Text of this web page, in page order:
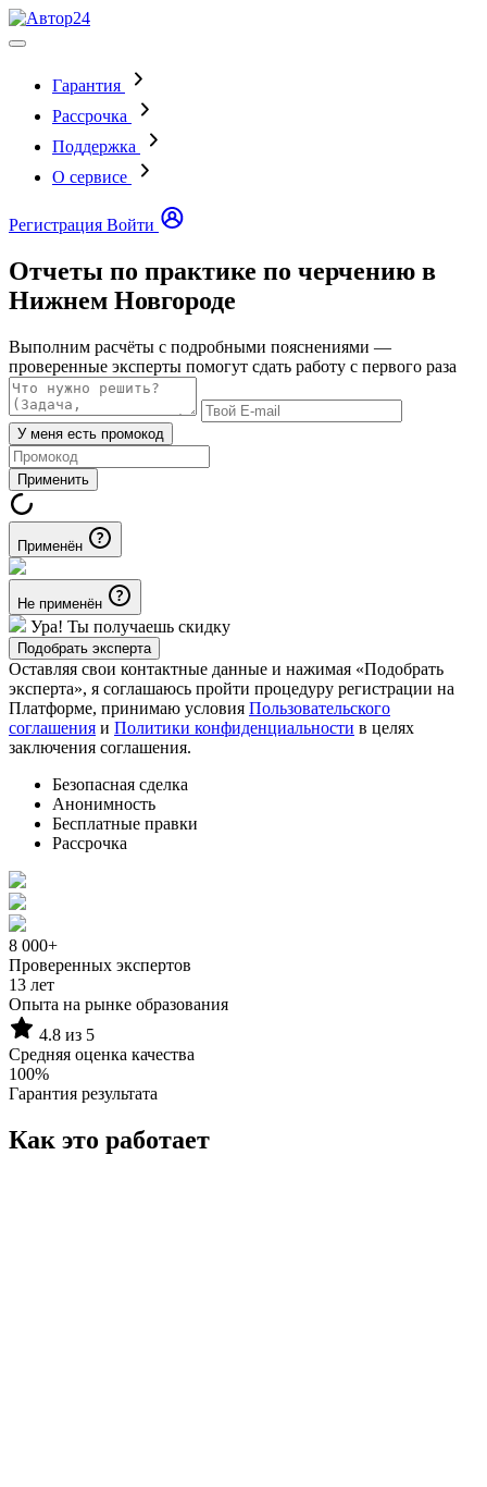
Гарантия
Рассрочка
Поддержка
О сервисе
Регистрация Войти
Отчеты по практике по черчению в
Нижнем Новгороде
Выполним расчёты с подробными пояснениями —
проверенные эксперты помогут сдать работу с первого раза
У меня есть промокод
Применить
Применён
Не применён
Ура! Ты получаешь скидку
Подобрать эксперта
Оставляя свои контактные данные и нажимая «Подобрать
эксперта», я соглашаюсь пройти процедуру регистрации на
Платформе, принимаю условия Пользовательского
соглашения и Политики конфиденциальности в целях
заключения соглашения.
Безопасная сделка
Анонимность
Бесплатные правки
Рассрочка
8 000+
Проверенных экспертов
13 лет
Опыта на рынке образования
4.8 из 5
Средняя оценка качества
100%
Гарантия результата
Как это работает